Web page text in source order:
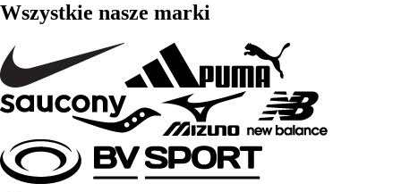
Wszystkie nasze marki